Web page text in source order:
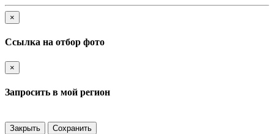
×
Ссылка на отбор фото
×
Запросить в мой регион
Закрыть Сохранить